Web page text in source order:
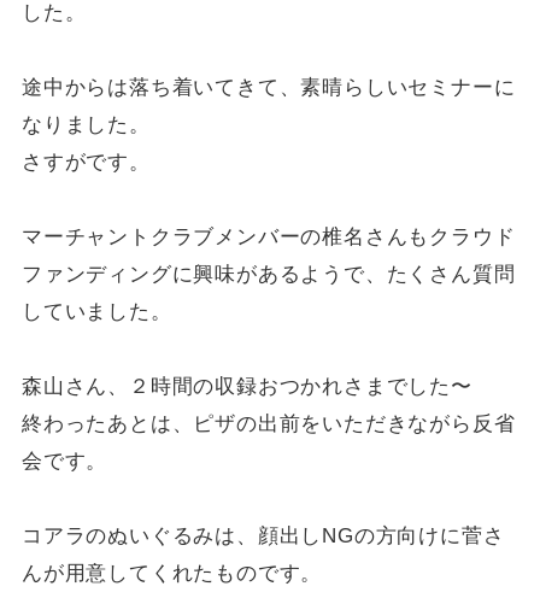
した。
途中からは落ち着いてきて、素晴らしいセミナーに
なりました。
さすがです。
マーチャントクラブメンバーの椎名さんもクラウド
ファンディングに興味があるようで、たくさん質問
していました。
森山さん、２時間の収録おつかれさまでした〜
終わったあとは、ピザの出前をいただきながら反省
会です。
コアラのぬいぐるみは、顔出しNGの方向けに菅さ
んが用意してくれたものです。